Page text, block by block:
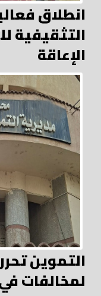
انطلاق
التثقيفية
الإعاقة
لمخالفات